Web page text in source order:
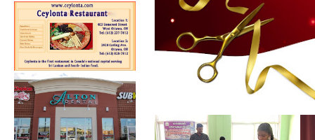
கல்குடா கல்வி வலயத்தின்
இணையத்தளம் ...